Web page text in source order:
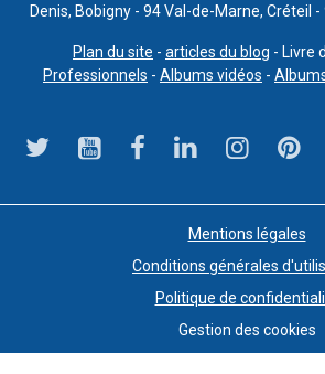
Denis, Bobigny - 94 Val-de-Marne, Créteil -
Plan du site - articles du blog - Livre
Professionnels - Albums vidéos -
Mentions légales
Conditions générales
Politique de
Gestion des cookies